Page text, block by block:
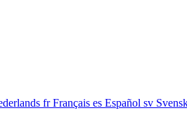
frFrançais es Español sv